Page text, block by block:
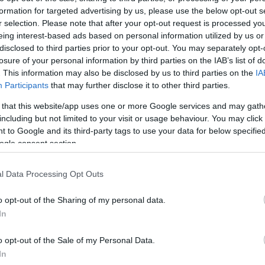
for targeted advertising by us, please use the below opt-out
selection. Please note that after your opt-out request is processed
interest-based ads based on personal information utilized by us
to third parties prior to your opt-out. You may separately
of your personal information by third parties on the IAB’s list of
This information may also be disclosed by us to third parties on the
Participants that may further disclose it to other third parties.
that this website/app uses one or more Google services and may
but not limited to your visit or usage behaviour. You may
to Google and its third-party tags to use your data for below
consent section.
Data Processing Opt Outs
opt-out of the Sharing of my personal data.
opt-out of the Sale of my Personal Data.
Jelszó Emlékezzen rám
Regisztráció
szaknévsora
KERTÉSZ ÉS KERTÉSZET REGISZTRÁCIÓ NÖVÉNYKATALÓGUS
domestica''Bánffy
élt
pirosas
Az ún.